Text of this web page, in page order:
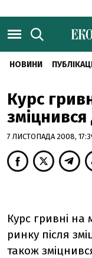
НОВИНИ
Курс
7 ЛИСТОПАДА 2008,
Курс гривні на
ринку після
також